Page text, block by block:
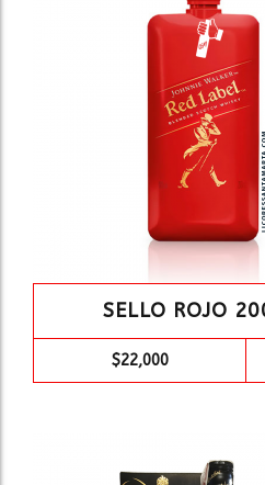
SELLO ROJO
$22,000